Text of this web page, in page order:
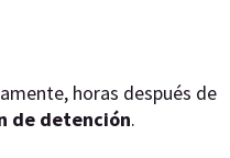
horas después de
de detención.